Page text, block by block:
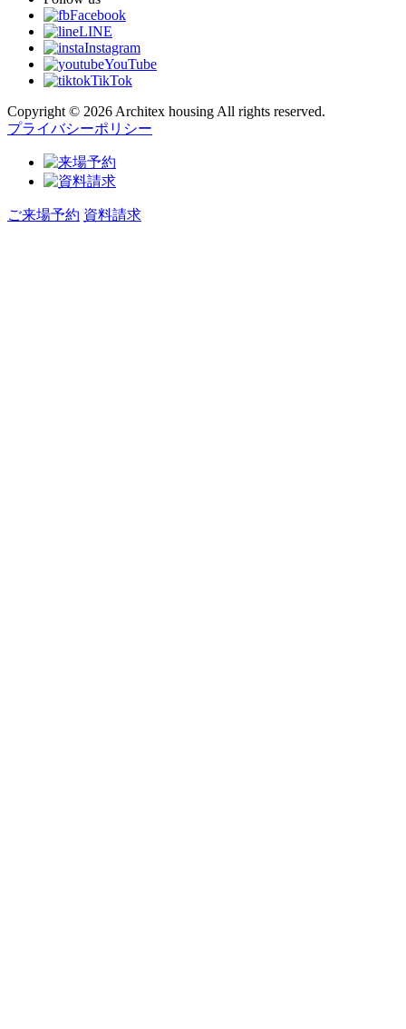
Facebook
LINE
Instagram
YouTube
TikTok
Copyright © 2026 Architex housing All rights reserved.
プライバシーポリシー
ご来場予約 資料請求